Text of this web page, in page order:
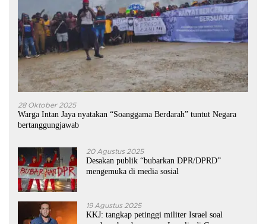
28 Oktober 2025
Warga Intan Jaya nyatakan “Soanggama Berdarah” tuntut Negara
bertanggungjawab
20 Agustus 2025
Desakan publik “bubarkan DPR/DPRD”
mengemuka di media sosial
19 Agustus 2025
KKJ: tangkap petinggi militer Israel soal